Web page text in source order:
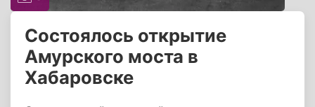
Состоялось открытие
Амурского моста в
Хабаровске